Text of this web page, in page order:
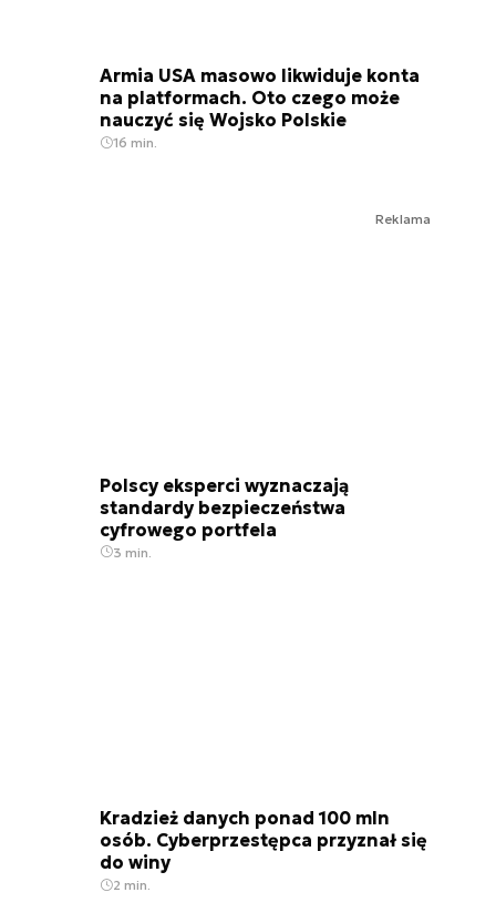
Armia USA masowo likwiduje konta
na platformach. Oto czego może
nauczyć się Wojsko Polskie
16 min.
Reklama
Polscy eksperci wyznaczają
standardy bezpieczeństwa
cyfrowego portfela
3 min.
Kradzież danych ponad 100 mln
osób. Cyberprzestępca przyznał się
do winy
2 min.